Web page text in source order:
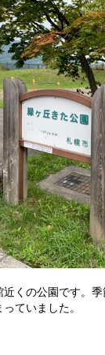
くの公園です。季
ていました。